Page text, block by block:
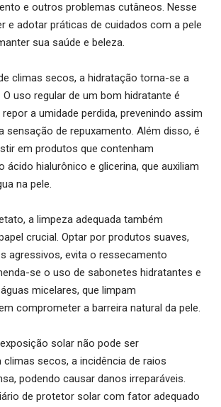
e outros problemas cutâneos. Nesse
e adotar práticas de cuidados com a pele
sua saúde e beleza.
climas secos, a hidratação torna-se a
O uso regular de um bom hidratante é
a umidade perdida, prevenindo assim
sensação de repuxamento. Além disso, é
em produtos que contenham
ácido hialurônico e glicerina, que auxiliam
na pele.
a limpeza adequada também
crucial. Optar por produtos suaves,
agressivos, evita o ressecamento
se o uso de sabonetes hidratantes e
micelares, que limpam
comprometer a barreira natural da pele.
solar não pode ser
climas secos, a incidência de raios
podendo causar danos irreparáveis.
de protetor solar com fator adequado